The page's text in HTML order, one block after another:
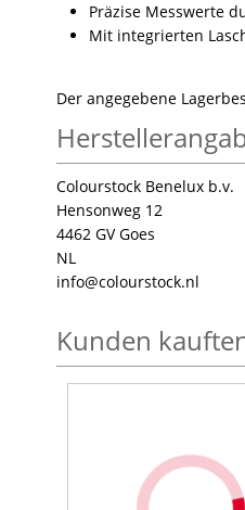
Präzise Messwerte
Mit integrierten
Der angegebene
Colourstock Benelux b.v.
Hensonweg 12
4462 GV Goes
NL
info@colourstock.nl
Kunden